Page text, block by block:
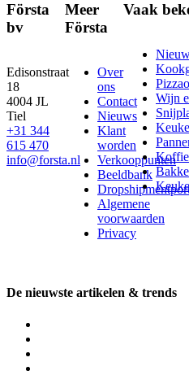
Första
bv
Edisonstraat
18
4004 JL
Tiel
+31 344
615 470
info@forsta.nl
Meer
Första
Over
ons
Contact
Nieuws
Klant
worden
Verkooppunten
Beeldbank
Algemene
voorwaarden
Privacy
Vaak
Wijn
Koffie
De nieuwste artikelen & trends